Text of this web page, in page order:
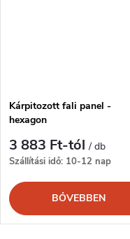
Kárpitozott fali panel -
hexagon
3 883 Ft-tól/ db
Szállítási idő: 10-12 nap
BŐVEBBEN